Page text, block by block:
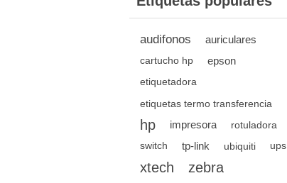
audifonos auriculares
cartucho hp epson
etiquetadora
etiquetas termo transferencia
hp impresora rotuladora
switch tp-link ubiquiti ups
xtech zebra